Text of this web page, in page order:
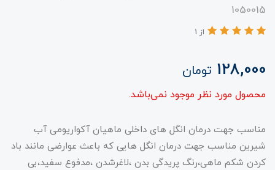
1050015
از 1
128,000 تومان
محصول مورد نظر موجود نمی‌باشد.
مناسب جهت درمان انگل های داخلی ماهیان آکواریومی آب
شیرین مناسب جهت درمان انگل هایی که باعث عوارضی مانند باد
کردن شکم ماهی،رنگ پریدگی بدن ،لاغرشدن ،مدفوع سفید،بی